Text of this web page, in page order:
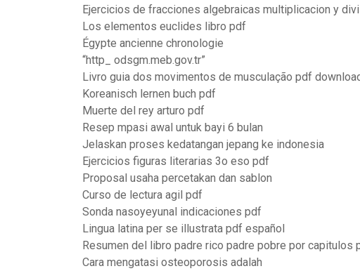
Ejercicios de fracciones algebraicas multiplicacion y
Los elementos euclides libro pdf
Égypte ancienne chronologie
“http_ odsgm.meb.gov.tr”
Livro guia dos movimentos de musculação pdf
Koreanisch lernen buch pdf
Muerte del rey arturo pdf
Resep mpasi awal untuk bayi 6 bulan
Jelaskan proses kedatangan jepang ke indonesia
Ejercicios figuras literarias 3o eso pdf
Proposal usaha percetakan dan sablon
Curso de lectura agil pdf
Sonda nasoyeyunal indicaciones pdf
Lingua latina per se illustrata pdf español
Resumen del libro padre rico padre pobre por capitulos
Cara mengatasi osteoporosis adalah